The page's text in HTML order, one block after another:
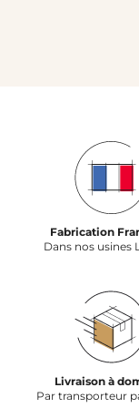
Fabrication
Dans nos usines
Livraison à
Par transporteur